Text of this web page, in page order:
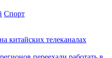
Спорт
китайских телеканалах